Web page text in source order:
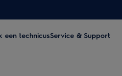
een technicusService & Support